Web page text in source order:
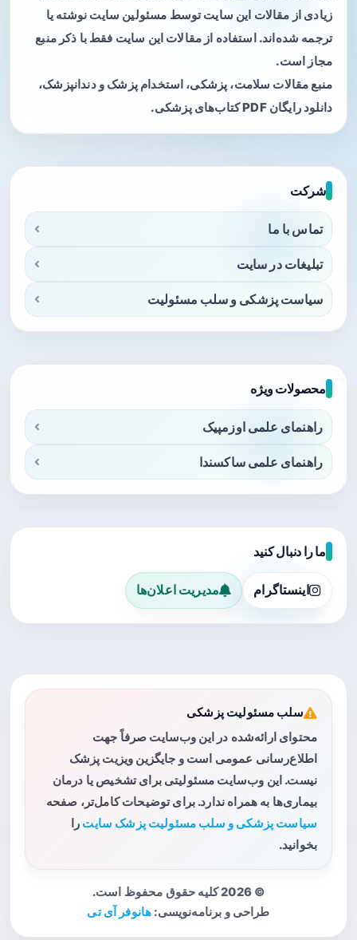
زیادی از مقالات این سایت توسط مسئولین سایت نوشته یا
ترجمه شده‌اند. استفاده از مقالات این سایت فقط با ذکر منبع
مجاز است.
منبع مقالات سلامت، پزشکی، استخدام پزشک و دندانپزشک،
دانلود رایگان PDF کتاب‌های پزشکی.
شرکت
تماس با ما
تبلیغات در سایت
سیاست پزشکی و سلب مسئولیت
محصولات ویژه
راهنمای علمی اوزمپیک
راهنمای علمی ساکسندا
ما را دنبال کنید
اینستاگرام مدیریت اعلان‌ها
سلب مسئولیت پزشکی
محتوای ارائه‌شده در این وب‌سایت صرفاً جهت
اطلاع‌رسانی عمومی است و جایگزین ویزیت پزشک
نیست. این وب‌سایت مسئولیتی برای تشخیص یا درمان
بیماری‌ها به همراه ندارد. برای توضیحات کامل‌تر، صفحه
سیاست پزشکی و سلب مسئولیت پزشک سایت را
بخوانید.
© 2026 کلیه حقوق محفوظ است.
طراحی و برنامه‌نویسی: هانوفر آی تی